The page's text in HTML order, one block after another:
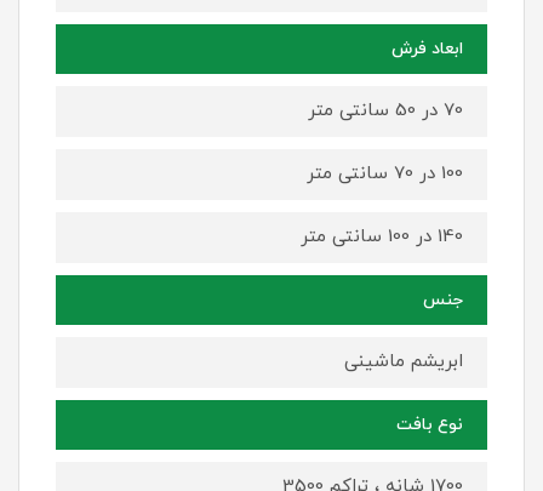
ابعاد فرش
70 در 50 سانتی متر
100 در 70 سانتی متر
140 در 100 سانتی متر
جنس
ابریشم ماشینی
نوع بافت